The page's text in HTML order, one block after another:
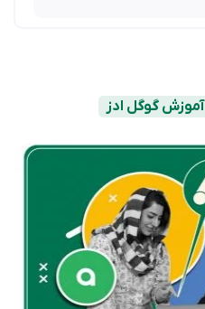
آموزش گوگل ادز